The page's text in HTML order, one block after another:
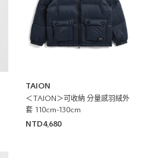
TAION
＜TAION＞可收納 分量感羽絨外
套 110cm-130cm
NTD4,680